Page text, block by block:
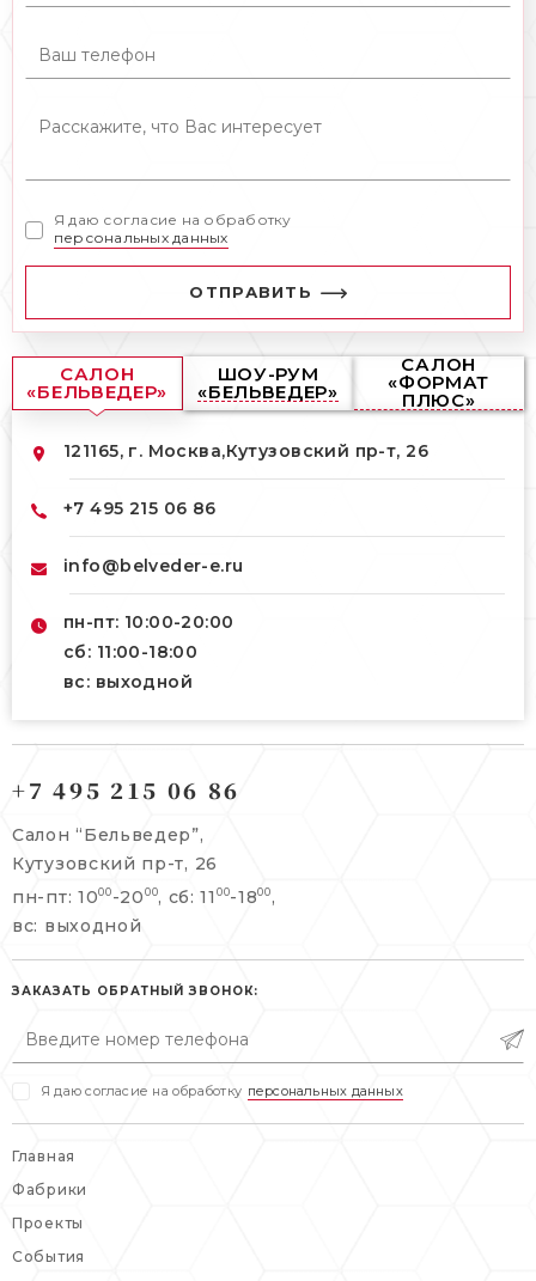
Я даю согласие на обработку
персональных данных
ОТПРАВИТЬ
САЛОН
«БЕЛЬВЕДЕР»
ШОУ-РУМ
«БЕЛЬВЕДЕР»
САЛОН
«ФОРМАТ
ПЛЮС»
121165, г. Москва,Кутузовский пр-т, 26
+7 495 215 06 86
info@belveder-e.ru
пн-пт: 10:00-20:00
сб: 11:00-18:00
вс: выходной
info@belveder-e.ru
пн-пт: 10:00-20:00
сб, вс: выходной
Берсеневский переулок, 3/10с7
+7 495 477 45 43
info@belveder-e.ru
пн-пт: 10:00-19:00
сб: выходной
+7 495 215 06 86
Салон “Бельведер”,
Кутузовский пр-т, 26
пн-пт: 1000 -20 00, сб: 11 00-1800 ,
вс: выходной
ЗАКАЗАТЬ ОБРАТНЫЙ ЗВОНОК:
Я даю согласие на обработку персональных данных
Главная
Фабрики
Проекты
События